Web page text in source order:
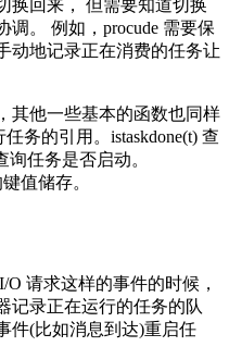
换回来， 但需要知道切换
。 例如，procude 需要保
动地记录正在消费的任务让
其他一些基本的函数也同样
务的引用。istaskdone(t) 查
询任务是否启动。
值储存。
请求这样的事件的时候，
记录正在运行的任务的队
件(比如消息到达)重启任